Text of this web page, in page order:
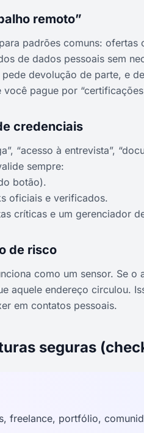
remoto”
padrões comuns: ofertas
de dados pessoais sem
devolução de parte, e
pague por
credenciais
“acesso à entrevista”,
sempre:
botão).
oficiais e verificados.
críticas e um gerenciador
de risco
como um sensor. Se o
aquele endereço circulou.
em contatos pessoais.
seguras
freelance, portfólio,